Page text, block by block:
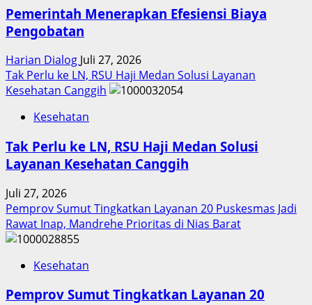
Pemerintah Menerapkan Efesiensi Biaya
Pengobatan
Harian Dialog Juli 27, 2026
Tak Perlu ke LN, RSU Haji Medan Solusi Layanan
Kesehatan Canggih
Kesehatan
Tak Perlu ke LN, RSU Haji Medan Solusi
Layanan Kesehatan Canggih
Juli 27, 2026
Pemprov Sumut Tingkatkan Layanan 20 Puskesmas Jadi
Rawat Inap, Mandrehe Prioritas di Nias Barat
Kesehatan
Pemprov Sumut Tingkatkan Layanan 20